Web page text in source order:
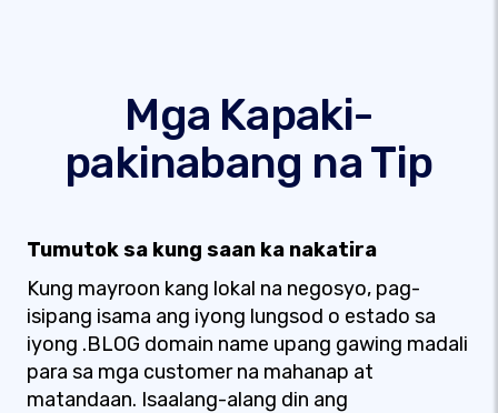
Mga Kapaki-
pakinabang na Tip
Tumutok sa kung saan ka nakatira
Kung mayroon kang lokal na negosyo, pag-
isipang isama ang iyong lungsod o estado sa
iyong .BLOG domain name upang gawing madali
para sa mga customer na mahanap at
matandaan. Isaalang-alang din ang